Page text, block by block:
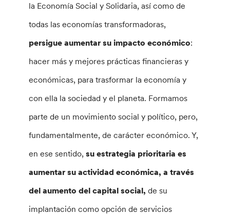
la Economía Social y Solidaria, así como de
todas las economías transformadoras,
persigue aumentar su impacto económico:
hacer más y mejores prácticas financieras y
económicas, para trasformar la economía y
con ella la sociedad y el planeta. Formamos
parte de un movimiento social y político, pero,
fundamentalmente, de carácter económico. Y,
en ese sentido,su estrategia prioritaria es
aumentar su actividad económica, a través
del aumento del capital social, de su
implantación como opción de servicios